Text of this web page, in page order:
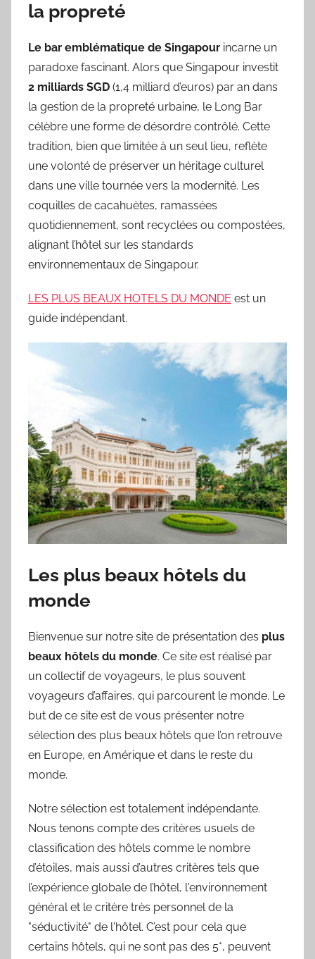
la propreté
Le bar emblématique de Singapour incarne un
paradoxe fascinant. Alors que Singapour investit
2 milliards SGD (1,4 milliard d’euros) par an dans
la gestion de la propreté urbaine, le Long Bar
célèbre une forme de désordre contrôlé. Cette
tradition, bien que limitée à un seul lieu, reflète
une volonté de préserver un héritage culturel
dans une ville tournée vers la modernité. Les
coquilles de cacahuètes, ramassées
quotidiennement, sont recyclées ou compostées,
alignant l’hôtel sur les standards
environnementaux de Singapour.
LES PLUS BEAUX HOTELS DU MONDE est un
guide indépendant.
Les plus beaux hôtels du
monde
Bienvenue sur notre site de présentation des plus
beaux hôtels du monde. Ce site est réalisé par
un collectif de voyageurs, le plus souvent
voyageurs d’affaires, qui parcourent le monde. Le
but de ce site est de vous présenter notre
sélection des plus beaux hôtels que l’on retrouve
en Europe, en Amérique et dans le reste du
monde.
Notre sélection est totalement indépendante.
Nous tenons compte des critères usuels de
classification des hôtels comme le nombre
d’étoiles, mais aussi d’autres critères tels que
l’expérience globale de l’hôtel, l'environnement
général et le critère très personnel de la
"séductivité" de l'hôtel. C’est pour cela que
certains hôtels, qui ne sont pas des 5*, peuvent